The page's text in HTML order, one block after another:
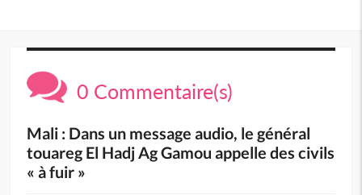
0 Commentaire(s)
Mali : Dans un message audio, le général
touareg El Hadj Ag Gamou appelle des civils
« à fuir »